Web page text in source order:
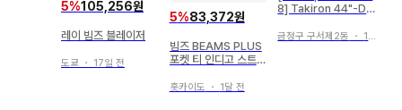
5%105,256원
레이 빔즈 블레이저
도쿄 ・ 17일 전
5%83,372원
빔즈 BEAMS PLUS
포켓 티 인디고 스트라
홋카이도 ・ 1달 전
8] Takiron 44"-Du
금정구 구서제2동 ・ 1일 전